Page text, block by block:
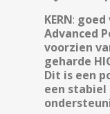
KERN: goed
Advanced
voorzien
geharde
Dit is een
een